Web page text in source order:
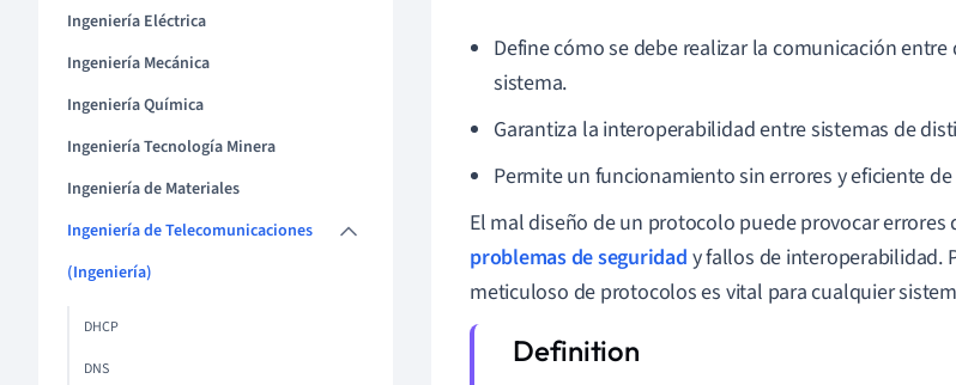
Ingeniería Eléctrica
Ingeniería Mecánica
Ingeniería Química
Ingeniería Tecnología Minera
Ingeniería de Materiales
Ingeniería de Telecomunicaciones
(Ingeniería)
DHCP
DNS
Define cómo se debe realizar la comunicación
sistema.
Garantiza la interoperabilidad entre sistemas de
Permite un funcionamiento sin errores y eficiente
El mal diseño de un protocolo puede provocar errores
problemas de seguridad y fallos de interoperabilidad.
meticuloso de protocolos es vital para cualquier